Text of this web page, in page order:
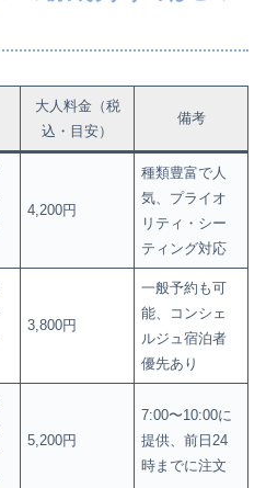
大人料金（税
込・目安）
備考
4,200円
種類豊富で人
気、プライオ
リティ・シー
ティング対応
3,800円
一般予約も可
能、コンシェ
ルジュ宿泊者
優先あり
5,200円
7:00〜10:00に
提供、前日24
時までに注文